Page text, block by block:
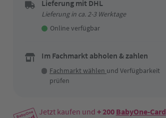
Lieferung mit DHL
Lieferung in ca. 2-3 Werktage
Online verfügbar
Im Fachmarkt abholen & zahlen
Fachmarkt wählen und Verfügbarkeit
prüfen
Jetzt kaufen und + 200 BabyOne-Card